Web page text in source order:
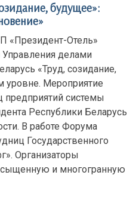
будущее»:
«Президент-Отель»
делами
«Труд, созидание,
уровне. Мероприятие
предприятий системы
Республики Беларусь
В работе Форума
Государственного
Организаторы
и многогранную